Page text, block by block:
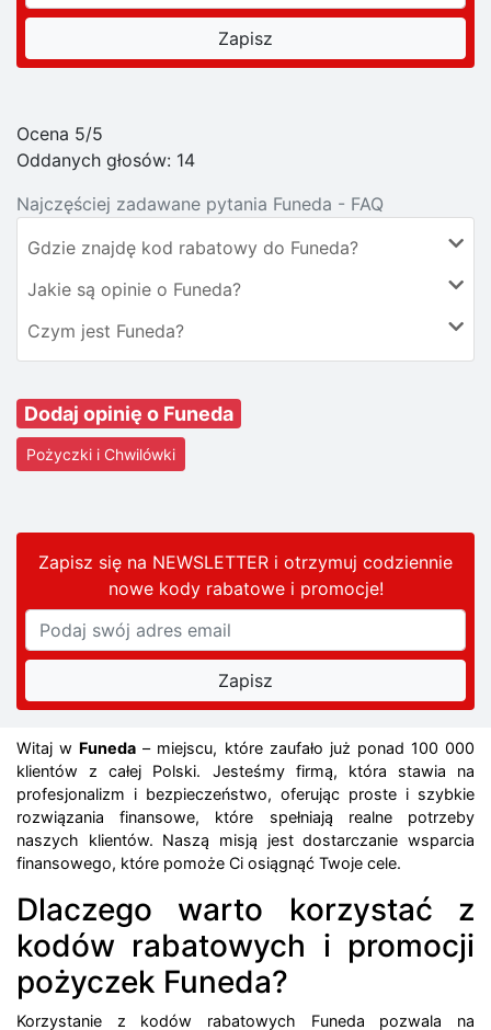
Ocena 5/5
Oddanych głosów: 14
Najczęściej zadawane pytania Funeda - FAQ
Gdzie znajdę kod rabatowy do Funeda?
Jakie są opinie o Funeda?
Czym jest Funeda?
Dodaj opinię o Funeda
Pożyczki i Chwilówki
Zapisz się na NEWSLETTER i otrzymuj codziennie
nowe kody rabatowei promocje!
Witaj w Funeda – miejscu, które zaufało już ponad 100 000
klientów z całej Polski. Jesteśmy firmą, która stawia na
profesjonalizm i bezpieczeństwo, oferując proste i szybkie
rozwiązania finansowe, które spełniają realne potrzeby
naszych klientów. Naszą misją jest dostarczanie wsparcia
finansowego, które pomoże Ci osiągnąć Twoje cele.
Dlaczego warto korzystać z
kodów rabatowych i promocji
pożyczek Funeda?
Korzystanie z kodów rabatowych Funeda pozwala na